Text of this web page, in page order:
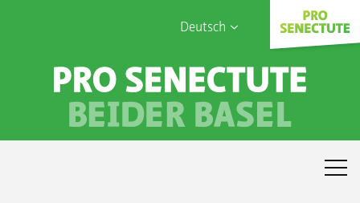
Deutsch
English
Français
Türk
Sophia Care